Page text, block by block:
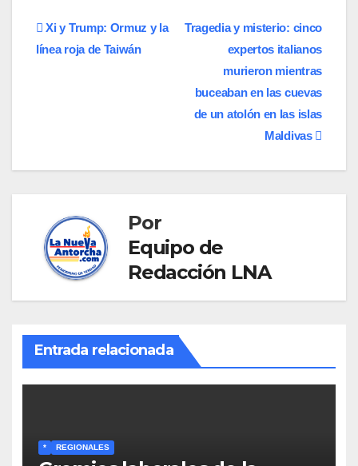
Navegación
Tragedia y misterio: cinco
expertos italianos
murieron mientras
buceaban en las cuevas
de un atolón en las islas
Maldivas
Xi y Trump: Ormuz y la
línea roja de Taiwán
Por
Equipo de
Redacción LNA
Entrada relacionada
* REGIONALES